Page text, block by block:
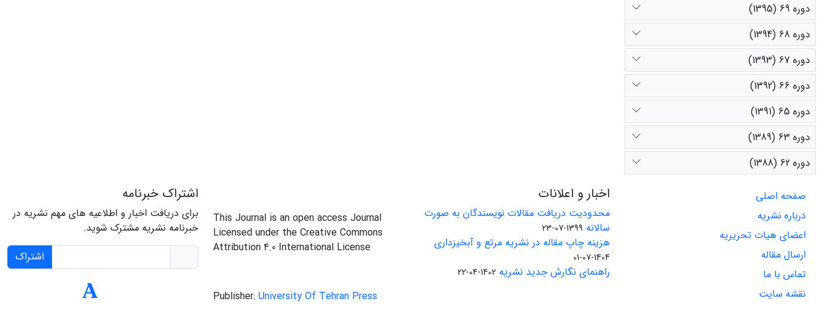
دوره 69 (1395)
دوره 68 (1394)
دوره 67 (1393)
دوره 66 (1392)
دوره 65 (1391)
دوره 63 (1389)
دوره 62 (1388)
صفحه اصلی
درباره نشریه
اعضای هیات تحریریه
ارسال مقاله
تماس با ما
نقشه سایت
اخبار و اعلانات
محدودیت دریافت مقالات نویسندگان به صورت
سالانه 1399-07-23
هزینه چاپ مقاله در نشریه مرتع و آبخیزداری
1404-07-01
راهنمای نگارش جدید نشریه 1402-04-22
This Journal is an open access Journal
Licensed under the Creative Commons
Attribution 4.0 International License
Publisher: University Of Tehran Press
اشتراک خبرنامه
برای دریافت اخبار و اطلاعیه های مهم نشریه در
خبرنامه نشریه مشترک شوید.
اشتراک